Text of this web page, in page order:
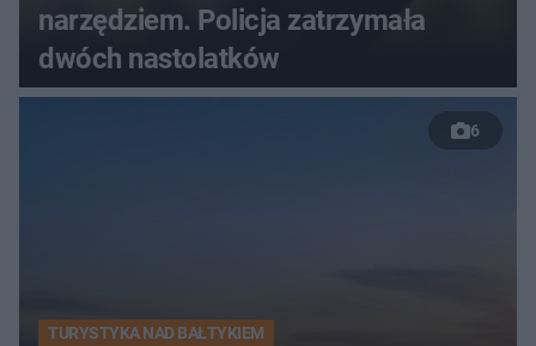
narzędziem. Policja zatrzymała
dwóch nastolatków
6
TURYSTYKA NAD BAŁTYKIEM